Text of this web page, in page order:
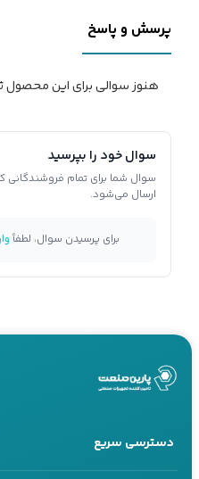
پرسش و پاسخ
هنوز سوالی برای این
سوال خود را بپرسید
ارسال می‌شود.
برای پرسیدن سوال، لطفاً
دسترسی سریع